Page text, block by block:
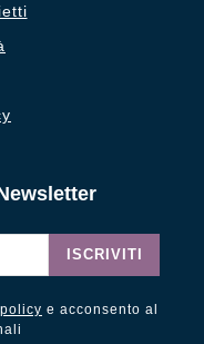
ISCRIVITI
e acconsento al